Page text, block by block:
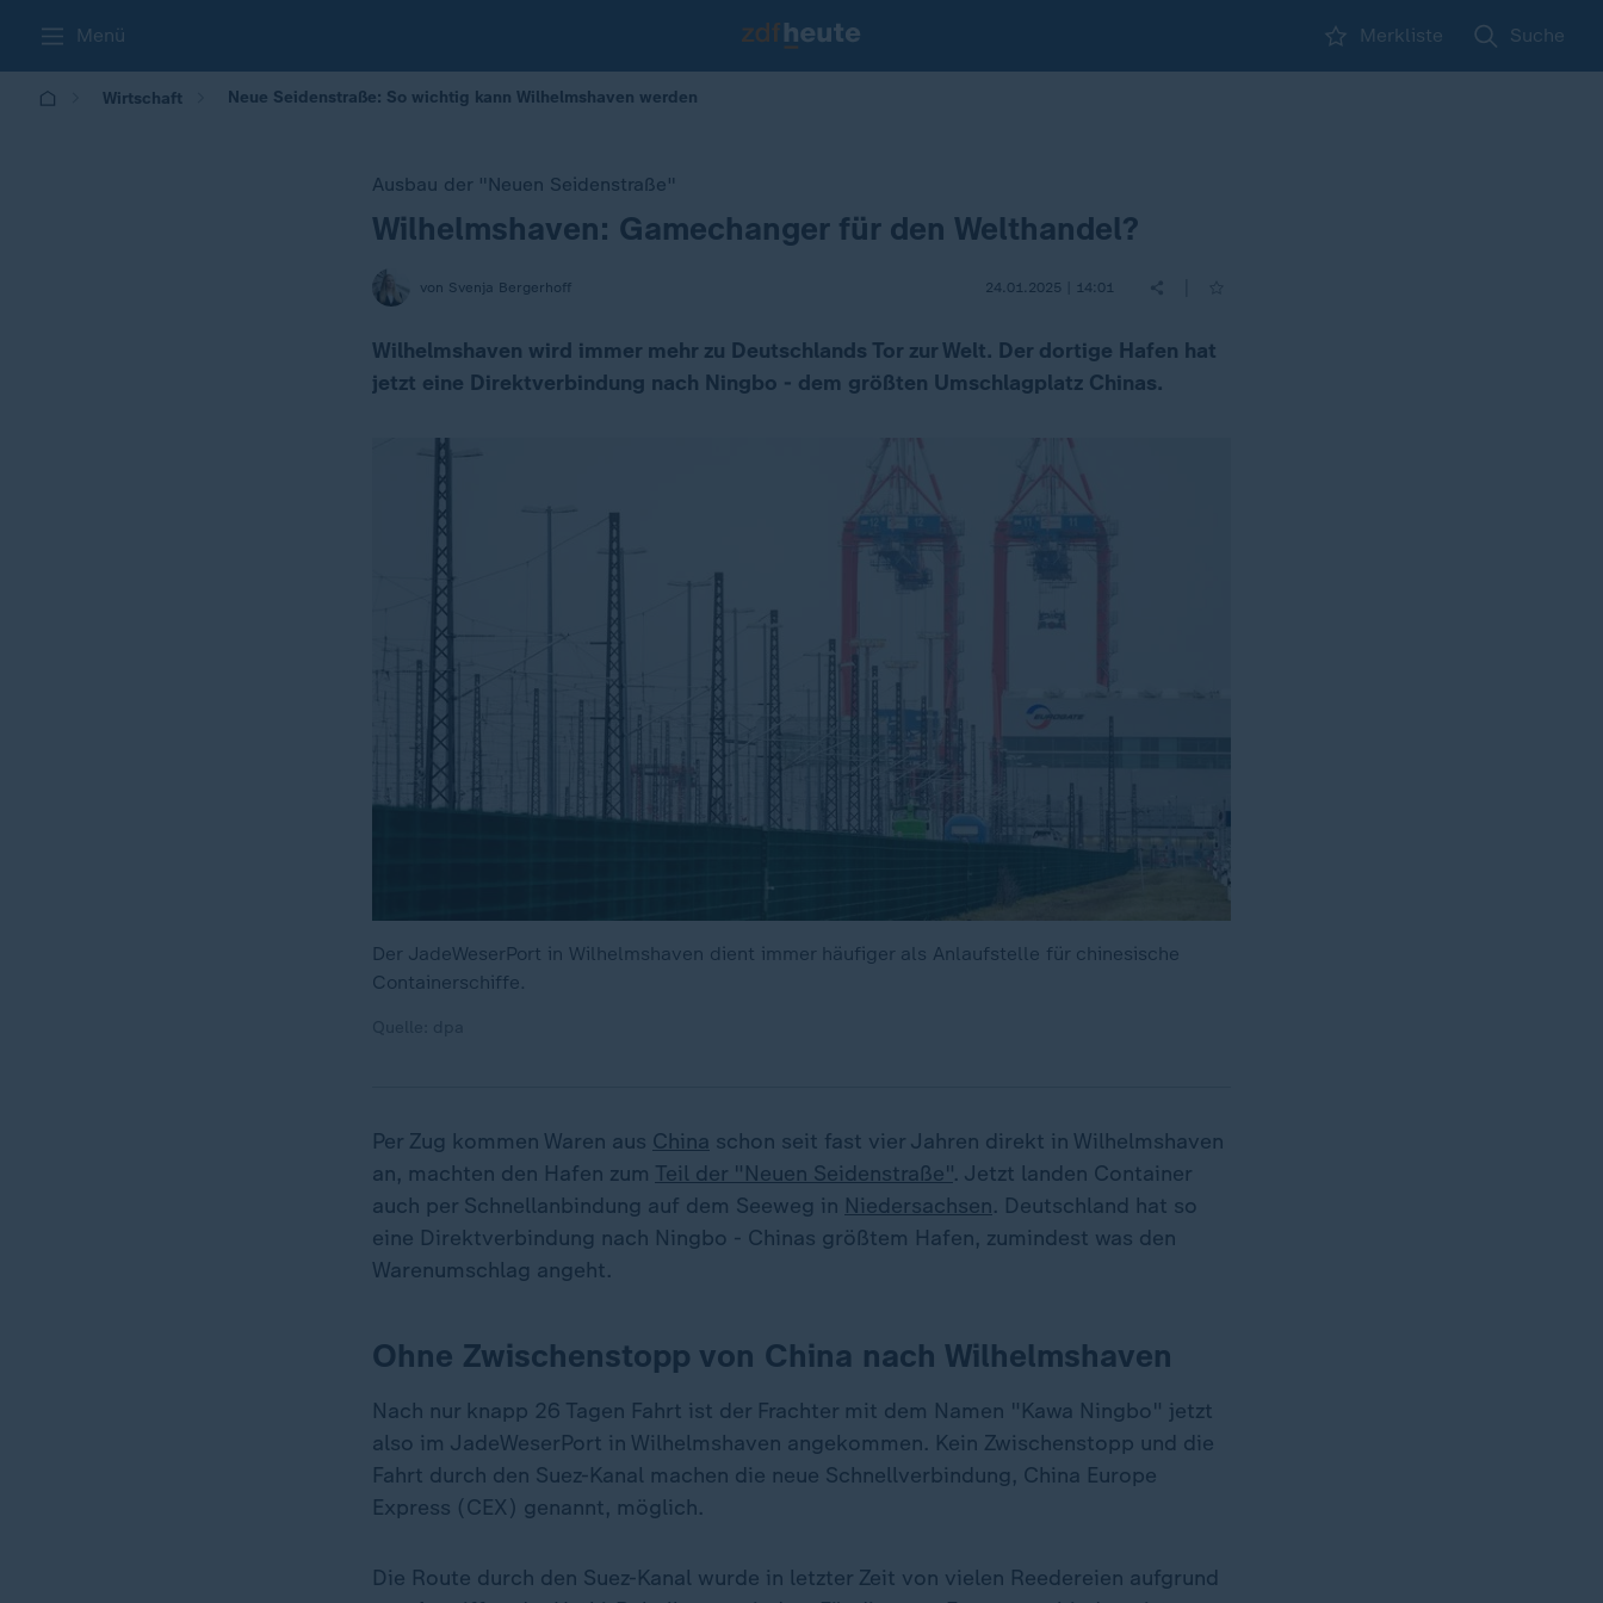
Menü Merkliste Suche
Wirtschaft Neue Seidenstraße: So wichtig kann Wilhelmshaven werden
Ausbau der "Neuen Seidenstraße"
:
Wilhelmshaven: Gamechanger für den Welthandel?
von Svenja Bergerhoff 24.01.2025 | 14:01
Wilhelmshaven wird immer mehr zu Deutschlands Tor zur Welt. Der dortige Hafen hat
jetzt eine Direktverbindung nach Ningbo - dem größten Umschlagplatz Chinas.
Der JadeWeserPort in Wilhelmshaven dient immer häufiger als Anlaufstelle für chinesische
Containerschiffe.
Per Zug kommen Waren aus China schon seit fast vier Jahren direkt in Wilhelmshaven
an, machten den Hafen zum Teil der "Neuen Seidenstraße". Jetzt landen Container
auch per Schnellanbindung auf dem Seeweg in Niedersachsen. Deutschland hat so
eine Direktverbindung nach Ningbo - Chinas größtem Hafen, zumindest was den
Warenumschlag angeht.
Ohne Zwischenstopp von China nach Wilhelmshaven
Nach nur knapp 26 Tagen Fahrt ist der Frachter mit dem Namen "Kawa Ningbo" jetzt
also im JadeWeserPort in Wilhelmshaven angekommen. Kein Zwischenstopp und die
Fahrt durch den Suez-Kanal machen die neue Schnellverbindung, China Europe
Express (CEX) genannt, möglich.
Die Route durch den Suez-Kanal wurde in letzter Zeit von vielen Reedereien aufgrund